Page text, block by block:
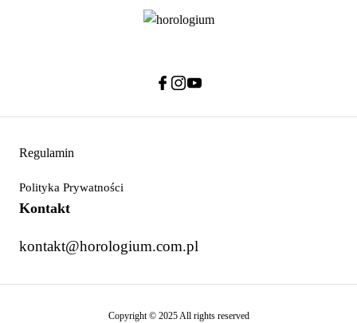
Regulamin
Polityka Prywatności
Kontakt
kontakt@horologium.com.pl
Copyright © 2025 All rights reserved